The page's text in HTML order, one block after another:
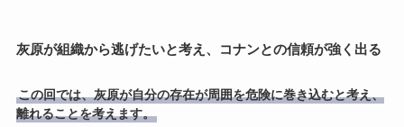
灰原が組織から逃げたいと考え、コナンとの信頼が強く出る
この回では、灰原が自分の存在が周囲を危険に巻き込むと考え、
離れることを考えます。